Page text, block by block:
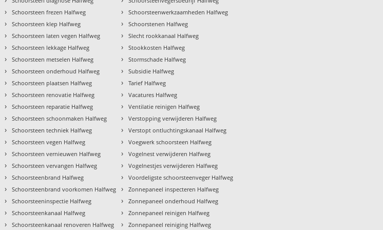
› Schoorsteen frezen Halfweg
› Schoorsteen klep Halfweg
› Schoorsteen laten vegen Halfweg
› Schoorsteen lekkage Halfweg
› Schoorsteen metselen Halfweg
› Schoorsteen onderhoud Halfweg
› Schoorsteen plaatsen Halfweg
› Schoorsteen renovatie Halfweg
› Schoorsteen reparatie Halfweg
› Schoorsteen schoonmaken Halfweg
› Schoorsteen techniek Halfweg
› Schoorsteen vegen Halfweg
› Schoorsteen vernieuwen Halfweg
› Schoorsteen vervangen Halfweg
› Schoorsteenbrand Halfweg
› Schoorsteenbrand voorkomen Halfweg
› Schoorsteeninspectie Halfweg
› Schoorsteenkanaal Halfweg
› Schoorsteenkanaal renoveren Halfweg
› Schoorsteenwerkzaamheden Halfweg
› Schoorstenen Halfweg
› Slecht rookkanaal Halfweg
› Stookkosten Halfweg
› Stormschade Halfweg
› Subsidie Halfweg
› Tarief Halfweg
› Vacatures Halfweg
› Ventilatie reinigen Halfweg
› Verstopping verwijderen Halfweg
› Verstopt ontluchtingskanaal Halfweg
› Voegwerk schoorsteen Halfweg
› Vogelnest verwijderen Halfweg
› Vogelnestjes verwijderen Halfweg
› Voordeligste schoorsteenveger Halfweg
› Zonnepaneel inspecteren Halfweg
› Zonnepaneel onderhoud Halfweg
› Zonnepaneel reinigen Halfweg
› Zonnepaneel reiniging Halfweg